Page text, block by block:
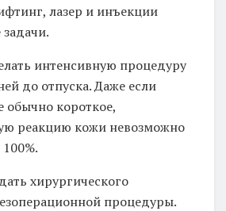
лазер и инъекции
интенсивную процедуру
до отпуска. Даже если
обычно короткое,
реакцию кожи невозможно
хирургического
процедуры.